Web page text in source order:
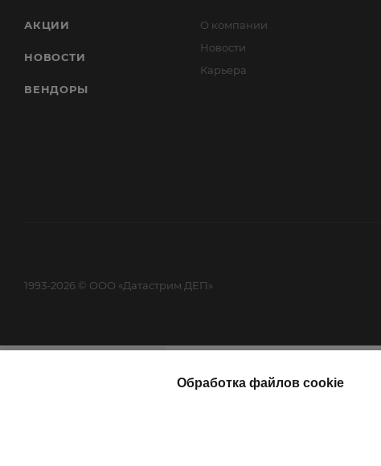
АКЦИИ
НОВОСТИ
ВЕНДОРЫ
О компании
Новости
Карьера
1993-2026 © ООО «Датастрим ДЕП»